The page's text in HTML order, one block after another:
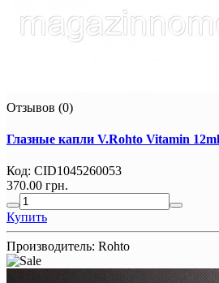
Отзывов (0)
Глазные капли V.Rohto Vitamin
Код: CID1045260053
370.00 грн.
Купить
Производитель: Rohto